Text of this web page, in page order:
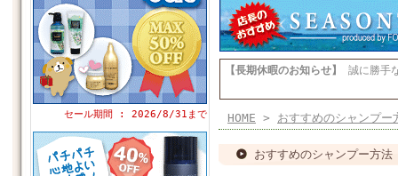
セール期間 : 2026/8/31まで
【長期休暇のお知らせ】 誠に勝手
HOME > おすすめのシャンプー
おすすめのシャンプー方法